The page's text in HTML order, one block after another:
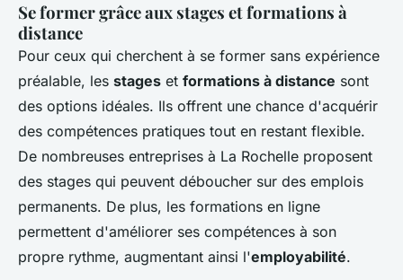
Se former grâce aux stages et formations à
distance
Pour ceux qui cherchent à se former sans expérience
préalable, les stages et formations à distance sont
des options idéales. Ils offrent une chance d'acquérir
des compétences pratiques tout en restant flexible.
De nombreuses entreprises à La Rochelle proposent
des stages qui peuvent déboucher sur des emplois
permanents. De plus, les formations en ligne
permettent d'améliorer ses compétences à son
propre rythme, augmentant ainsi l'employabilité.